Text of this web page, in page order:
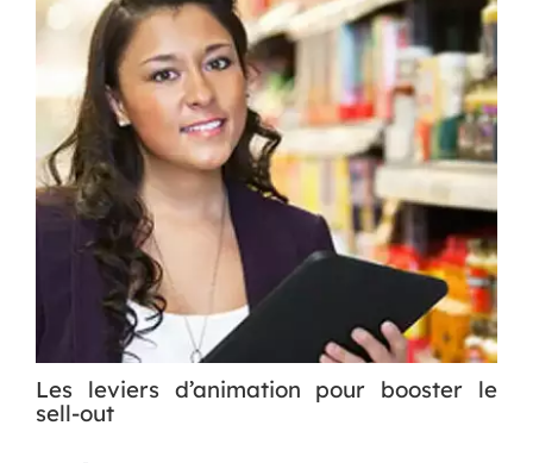
Les leviers d’animation pour booster le
sell-out